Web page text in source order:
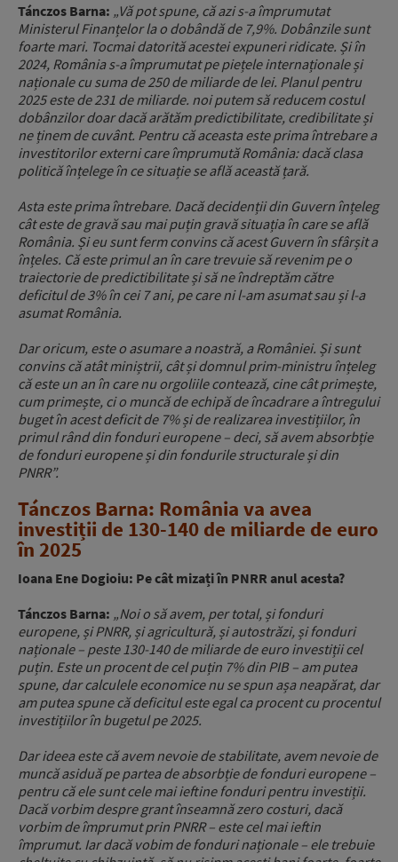
Tánczos Barna: „Vă pot spune, că azi s-a împrumutat
Ministerul Finanțelor la o dobândă de 7,9%. Dobânzile sunt
foarte mari. Tocmai datorită acestei expuneri ridicate. Și în
2024, România s-a împrumutat pe piețele internaționale și
naționale cu suma de 250 de miliarde de lei. Planul pentru
2025 este de 231 de miliarde. noi putem să reducem costul
dobânzilor doar dacă arătăm predictibilitate, credibilitate și
ne ținem de cuvânt. Pentru că aceasta este prima întrebare a
investitorilor externi care împrumută România: dacă clasa
politică înțelege în ce situație se află această țară.
Asta este prima întrebare. Dacă decidenții din Guvern înțeleg
cât este de gravă sau mai puțin gravă situația în care se află
România. Și eu sunt ferm convins că acest Guvern în sfârșit a
înțeles. Că este primul an în care trevuie să revenim pe o
traiectorie de predictibilitate și să ne îndreptăm către
deficitul de 3% în cei 7 ani, pe care ni l-am asumat sau și l-a
asumat România.
Dar oricum, este o asumare a noastră, a României. Și sunt
convins că atât miniștrii, cât și domnul prim-ministru înțeleg
că este un an în care nu orgoliile contează, cine cât primește,
cum primește, ci o muncă de echipă de încadrare a întregului
buget în acest deficit de 7% și de realizarea investițiilor, în
primul rând din fonduri europene – deci, să avem absorbție
de fonduri europene și din fondurile structurale și din
PNRR”.
Tánczos Barna: România va avea
investiții de 130-140 de miliarde de euro
în 2025
Ioana Ene Dogioiu: Pe cât mizați în PNRR anul acesta?
Tánczos Barna: „Noi o să avem, per total, și fonduri
europene, și PNRR, și agricultură, și autostrăzi, și fonduri
naționale – peste 130-140 de miliarde de euro investiții cel
puțin. Este un procent de cel puțin 7% din PIB – am putea
spune, dar calculele economice nu se spun așa neapărat, dar
am putea spune că deficitul este egal ca procent cu procentul
investițiilor în bugetul pe 2025.
Dar ideea este că avem nevoie de stabilitate, avem nevoie de
muncă asiduă pe partea de absorbție de fonduri europene –
pentru că ele sunt cele mai ieftine fonduri pentru investiții.
Dacă vorbim despre grant înseamnă zero costuri, dacă
vorbim de împrumut prin PNRR – este cel mai ieftin
împrumut. Iar dacă vobim de fonduri naționale – ele trebuie